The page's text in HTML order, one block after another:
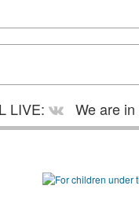
LIVE:
We are